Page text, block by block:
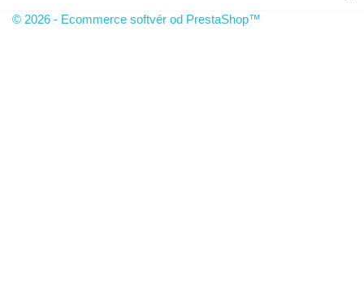
© 2026 - Ecommerce softvér od PrestaShop™